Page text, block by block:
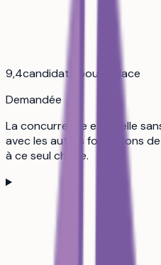
9,4candidats pour 1 place
Demandée
La concurrence est réelle
avec les autres formations
à ce seul chiffre.